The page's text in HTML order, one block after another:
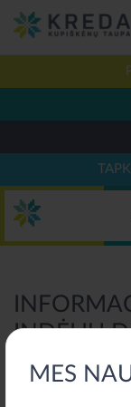
MES
INDĖLIŲ
01